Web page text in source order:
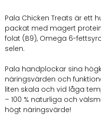
Pala Chicken Treats är ett
packat med magert
folat (B9), Omega 6-
selen.
Pala handplockar sina
näringsvärden och
liten skala och vid låga
– 100 % naturliga och
högt näringsvärde!